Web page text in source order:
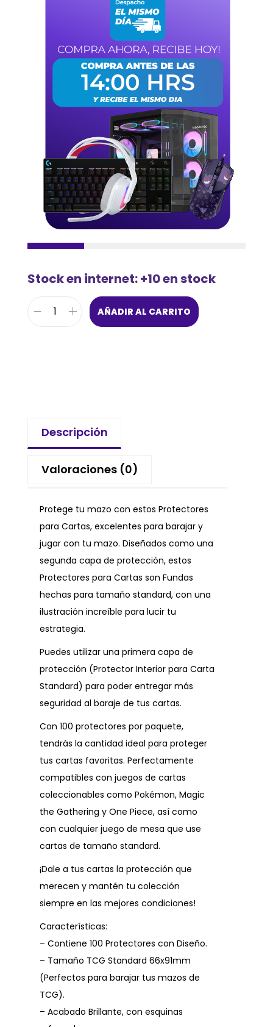
Stock en internet: +10 en stock
AÑADIR AL CARRITO
Descripción
Valoraciones (0)
Protege tu mazo con estos Protectores
para Cartas, excelentes para barajar y
jugar con tu mazo. Diseñados como una
segunda capa de protección, estos
Protectores para Cartas son Fundas
hechas para tamaño standard, con una
ilustración increíble para lucir tu
estrategia.
Puedes utilizar una primera capa de
protección (Protector Interior para Carta
Standard) para poder entregar más
seguridad al baraje de tus cartas.
Con 100 protectores por paquete,
tendrás la cantidad ideal para proteger
tus cartas favoritas. Perfectamente
compatibles con juegos de cartas
coleccionables como Pokémon, Magic
the Gathering y One Piece, así como
con cualquier juego de mesa que use
cartas de tamaño standard.
¡Dale a tus cartas la protección que
merecen y mantén tu colección
siempre en las mejores condiciones!
Características:
– Contiene 100 Protectores con Diseño.
– Tamaño TCG Standard 66x91mm
(Perfectos para barajar tus mazos de
TCG).
– Acabado Brillante, con esquinas